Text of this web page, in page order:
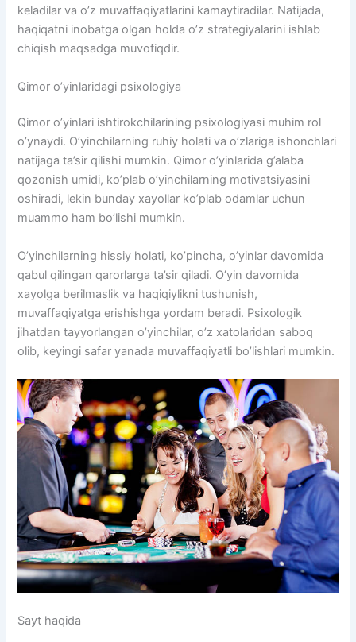
keladilar va o’z muvaffaqiyatlarini kamaytiradilar. Natijada,
haqiqatni inobatga olgan holda o’z strategiyalarini ishlab
chiqish maqsadga muvofiqdir.
Qimor o’yinlaridagi psixologiya
Qimor o’yinlari ishtirokchilarining psixologiyasi muhim rol
o’ynaydi. O’yinchilarning ruhiy holati va o’zlariga ishonchlari
natijaga ta’sir qilishi mumkin. Qimor o’yinlarida g’alaba
qozonish umidi, ko’plab o’yinchilarning motivatsiyasini
oshiradi, lekin bunday xayollar ko’plab odamlar uchun
muammo ham bo’lishi mumkin.
O’yinchilarning hissiy holati, ko’pincha, o’yinlar davomida
qabul qilingan qarorlarga ta’sir qiladi. O’yin davomida
xayolga berilmaslik va haqiqiylikni tushunish,
muvaffaqiyatga erishishga yordam beradi. Psixologik
jihatdan tayyorlangan o’yinchilar, o’z xatolaridan saboq
olib, keyingi safar yanada muvaffaqiyatli bo’lishlari mumkin.
Sayt haqida